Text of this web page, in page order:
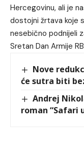
Hercegovinu, ali je
dostojni žrtava koje
nesebično podnijeli
Sretan Dan Armije
Nove
će sutra biti
Andrej
roman “Safari